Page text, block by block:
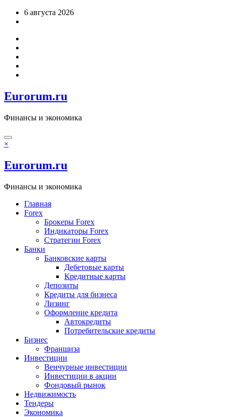
Перейти6 августа 2026
Eurorum.ru
Финансы и экономика
×
Eurorum.ru
Финансы и экономика
Главная
Forex
Брокеры Forex
Индикаторы Forex
Стратегии Forex
Банки
Банковские карты
Дебетовые карты
Кредитные карты
Депозиты
Кредиты для бизнеса
Лизинг
Оформление кредита
Автокредиты
Потребительские кредиты
Бизнес
Франшиза
Инвестиции
Венчурные инвестиции
Инвестиции в акции
Фондовый рынок
Недвижимость
Тендеры
Экономика